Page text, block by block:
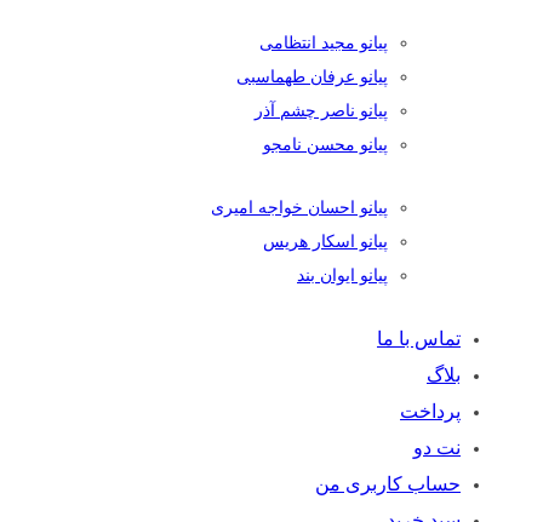
پیانو مجید انتظامی
پیانو عرفان طهماسبی
پیانو ناصر چشم آذر
پیانو محسن نامجو
پیانو احسان خواجه امیری
پیانو اسکار هریس
پیانو ایوان بند
تماس با ما
بلاگ
پرداخت
نت دو
حساب کاربری من